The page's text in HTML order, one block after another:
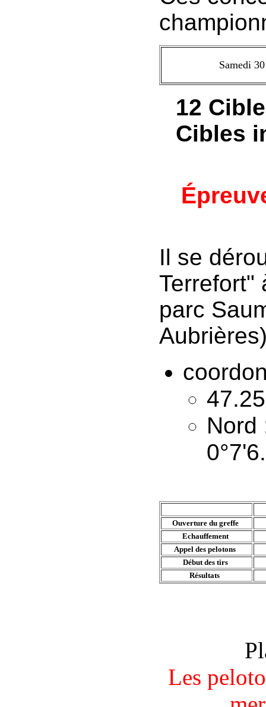
Samedi
12
Cibles
Il se
Terrefort"
parc
Nord
Ouverture du greffe
Echauffement
Appel des pelotons
Début des tirs
Résultats
Les